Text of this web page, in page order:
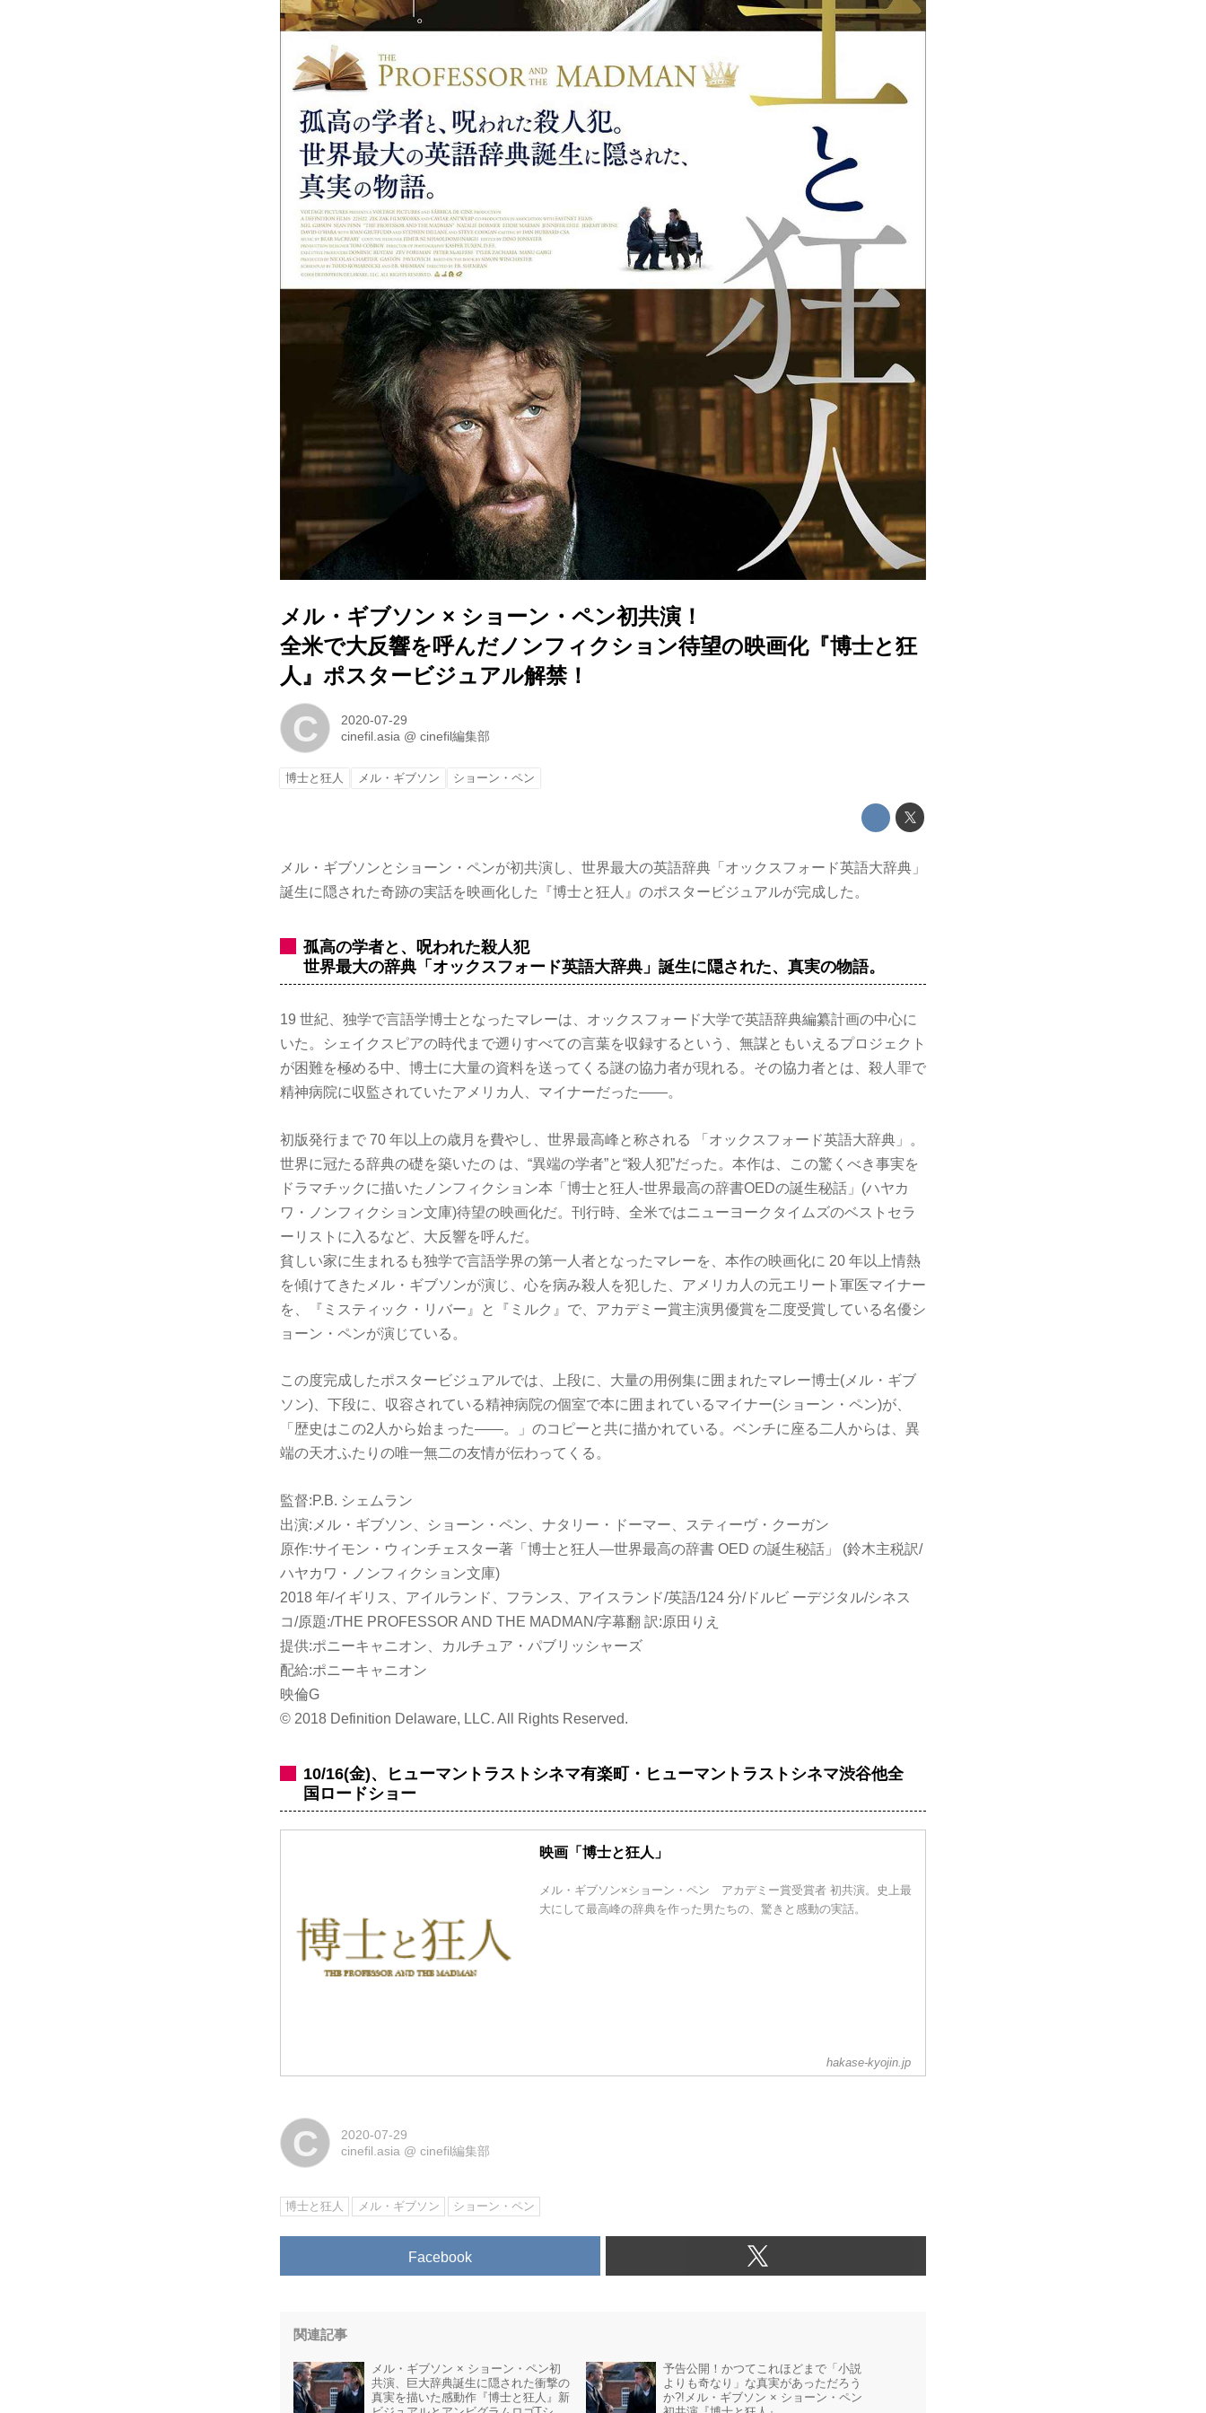
メル・ギブソン × ショーン・ペン初共演！
全米で大反響を呼んだノンフィクション待望の映画化『博士と狂
人』ポスタービジュアル解禁！
C
2020-07-29
cinefil.asia @cinefil編集部
博士と狂人 メル・ギブソン ショーン・ペン
メル・ギブソンとショーン・ペンが初共演し、世界最大の英語辞典「オックスフォード英語大辞典」
誕生に隠された奇跡の実話を映画化した『博士と狂人』のポスタービジュアルが完成した。
孤高の学者と、呪われた殺人犯
世界最大の辞典「オックスフォード英語大辞典」誕生に隠された、真実の物語。
19 世紀、独学で言語学博士となったマレーは、オックスフォード大学で英語辞典編纂計画の中心に
いた。シェイクスピアの時代まで遡りすべての言葉を収録するという、無謀ともいえるプロジェクト
が困難を極める中、博士に大量の資料を送ってくる謎の協力者が現れる。その協力者とは、殺人罪で
精神病院に収監されていたアメリカ人、マイナーだった――。
初版発行まで 70 年以上の歳月を費やし、世界最高峰と称される 「オックスフォード英語大辞典」。
世界に冠たる辞典の礎を築いたの は、“異端の学者”と“殺人犯”だった。本作は、この驚くべき事実を
ドラマチックに描いたノンフィクション本「博士と狂人-世界最高の辞書OEDの誕生秘話」(ハヤカ
ワ・ノンフィクション文庫)待望の映画化だ。刊行時、全米ではニューヨークタイムズのベストセラ
ーリストに入るなど、大反響を呼んだ。
貧しい家に生まれるも独学で言語学界の第一人者となったマレーを、本作の映画化に 20 年以上情熱
を傾けてきたメル・ギブソンが演じ、心を病み殺人を犯した、アメリカ人の元エリート軍医マイナー
を、『ミスティック・リバー』と『ミルク』で、アカデミー賞主演男優賞を二度受賞している名優シ
ョーン・ペンが演じている。
この度完成したポスタービジュアルでは、上段に、大量の用例集に囲まれたマレー博士(メル・ギブ
ソン)、下段に、収容されている精神病院の個室で本に囲まれているマイナー(ショーン・ペン)が、
「歴史はこの2人から始まった――。」のコピーと共に描かれている。ベンチに座る二人からは、異
端の天才ふたりの唯一無二の友情が伝わってくる。
監督:P.B. シェムラン
出演:メル・ギブソン、ショーン・ペン、ナタリー・ドーマー、スティーヴ・クーガン
原作:サイモン・ウィンチェスター著「博士と狂人―世界最高の辞書 OED の誕生秘話」 (鈴木主税訳/
ハヤカワ・ノンフィクション文庫)
2018 年/イギリス、アイルランド、フランス、アイスランド/英語/124 分/ドルビ ーデジタル/シネス
コ/原題:/THE PROFESSOR AND THE MADMAN/字幕翻 訳:原田りえ
提供:ポニーキャニオン、カルチュア・パブリッシャーズ
配給:ポニーキャニオン
映倫G
© 2018 Definition Delaware, LLC. All Rights Reserved.
10/16(金)、ヒューマントラストシネマ有楽町・ヒューマントラストシネマ渋谷他全
国ロードショー
映画「博士と狂人」
メル・ギブソン×ショーン・ペン アカデミー賞受賞者 初共演。史上最
大にして最高峰の辞典を作った男たちの、驚きと感動の実話。
hakase-kyojin.jp
C
2020-07-29
cinefil.asia @cinefil編集部
博士と狂人 メル・ギブソン ショーン・ペン
Facebook
関連記事
メル・ギブソン × ショーン・ペン初
共演、巨大辞典誕生に隠された衝撃の
真実を描いた感動作『博士と狂人』新
予告公開！かつてこれほどまで「小説
よりも奇なり」な真実があっただろう
か?!メル・ギブソン × ショーン・ペン